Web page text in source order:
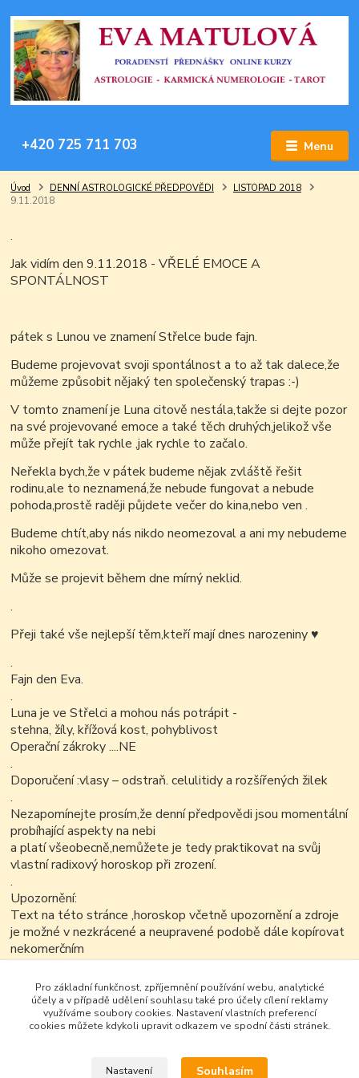
Menu
+420 725 711 703
Úvod DENNÍ ASTROLOGICKÉ PŘEDPOVĚDI
LISTOPAD 2018
9.11.2018
.
Jak vidím den 9.11.2018 - VŘELÉ EMOCE A
SPONTÁLNOST
pátek s Lunou ve znamení Střelce bude fajn.
Budeme projevovat svoji spontálnost a to až tak dalece,že
můžeme způsobit nějaký ten společenský trapas :-)
V tomto znamení je Luna citově nestála,takže si dejte pozor
na své projevované emoce a také těch druhých,jelikož vše
může přejít tak rychle ,jak rychle to začalo.
Neřekla bych,že v pátek budeme nějak zvláště řešit
rodinu,ale to neznamená,že nebude fungovat a nebude
pohoda,prostě raději půjdete večer do kina,nebo ven .
Budeme chtít,aby nás nikdo neomezoval a ani my nebudeme
nikoho omezovat.
Může se projevit během dne mírný neklid.
.
Přeji také vše nejlepší těm,kteří mají dnes narozeniny♥
.
Fajn den Eva.
.
Luna je ve Střelci a mohou nás potrápit -
stehna, žíly, křížová kost, pohyblivost
Operační zákroky ....NE
.
Doporučení :vlasy – odstraň. celulitidy a rozšířených žilek
.
Nezapomínejte prosím,že denní předpovědi jsou momentální
probíhající aspekty na nebi
a platí všeobecně,nemůžete je tedy praktikovat na svůj
vlastní radixový horoskop při zrození.
.
Upozornění:
Text na této stránce ,horoskop včetně upozornění a zdroje
je možné v nezkrácené a neupravené podobě dále kopírovat
nekomerčním
způsobem..
Pro základní funkčnost, zpříjemnění používání webu, analytické
účely a v případě udělení souhlasu také pro účely cílení reklamy
využíváme soubory cookies. Nastavení vlastních preferencí
cookies můžete kdykoli upravit odkazem ve spodní části stránek.
Nastavení Souhlasím